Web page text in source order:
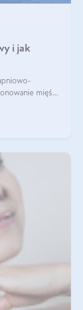
i jak
mięśni